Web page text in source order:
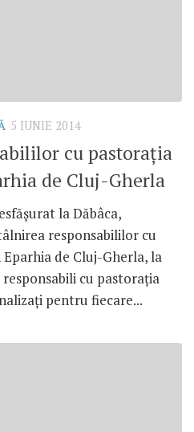
5 IUNIE 2014
cu pastoraţia
de Cluj-Gherla
la Dăbâca,
responsabililor cu
de Cluj-Gherla, la
cu pastoraţia
pentru fiecare...